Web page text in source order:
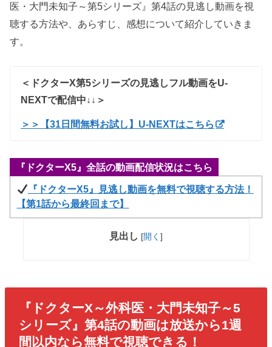
医・大門未知子～第5シリーズ』第4話の見逃し動画を視
聴する方法や、あらすじ、感想について紹介していきま
す。
＜ドクターX第5シリーズの見逃しフル動画をU-
NEXTで配信中↓↓＞
＞＞【31日間無料お試し】U-NEXTはこちら
『ドクターX5』全話の動画配信状況はこちら
『ドクターX5』見逃し動画を無料で視聴する方法！
【第1話から最終回まで】
見出し [開く ]
『ドクターX～外科医・大門未知子～5
シリーズ』 第4話の動画は放送から1週
間以内なら無料で視聴できる！